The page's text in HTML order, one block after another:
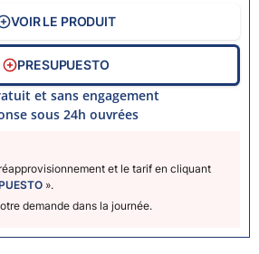
et le tarif en cliquant
».
demande dans la journée.
VOIR LE PRODUIT
PRESUPUESTO
et sans engagement
sous 24h ouvrées